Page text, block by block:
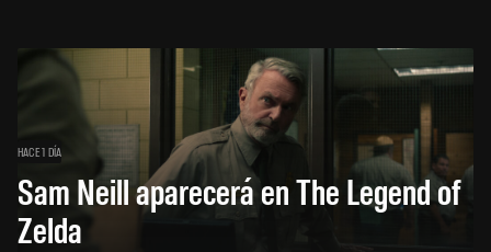
HACE 1 DÍA
Sam Neill aparecerá en The Legend of
Zelda